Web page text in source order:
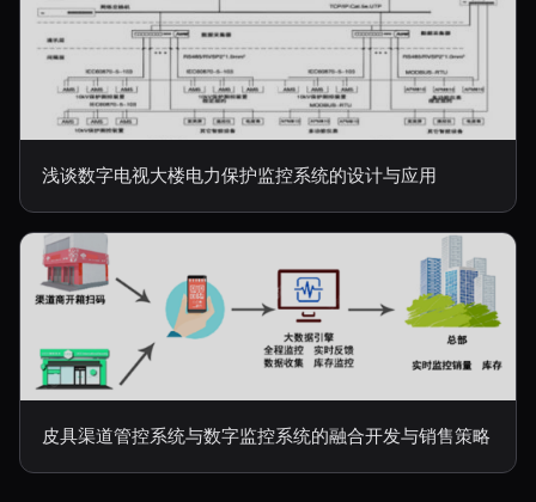
浅谈数字电视大楼电力保护监控系统的设计与应用
皮具渠道管控系统与数字监控系统的融合开发与销售策略